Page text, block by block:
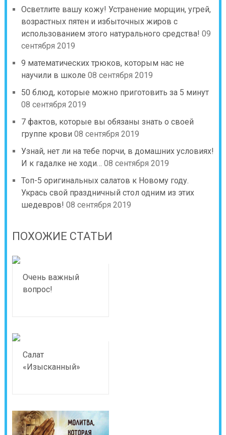
Осветлите вашу кожу! Устранение морщин, угрей,
возрастных пятен и избыточных жиров с
использованием этого натурального средства! 09
сентября 2019
9 математических трюков, которым нас не
научили в школе 08 сентября 2019
50 блюд, которые можно приготовить за 5 минут
08 сентября 2019
7 фактов, которые вы обязаны знать о своей
группе крови 08 сентября 2019
Узнай, нет ли на тебе порчи, в домашних условиях!
И к гадалке не ходи… 08 сентября 2019
Топ-5 оригинальных салатов к Новому году.
Укрась свой праздничный стол одним из этих
шедевров! 08 сентября 2019
ПОХОЖИЕ СТАТЬИ
Очень важный
вопрос!
Салат
«Изысканный»